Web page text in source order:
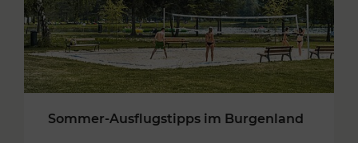
Sommer-Ausflugstipps im Burgenland